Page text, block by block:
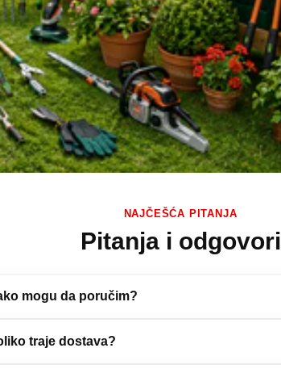
NAJČEŠĆA PITANJA
Pitanja i odgovori
mogu da poručim?
traje dostava?